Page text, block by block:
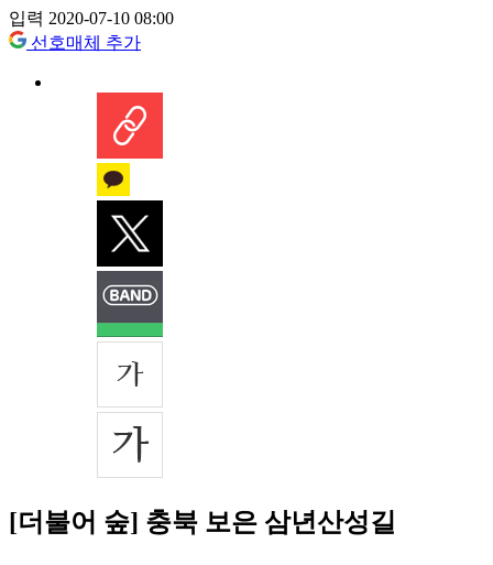
입력 2020-07-10 08:00
선호매체 추가
[더불어 숲] 충북 보은 삼년산성길